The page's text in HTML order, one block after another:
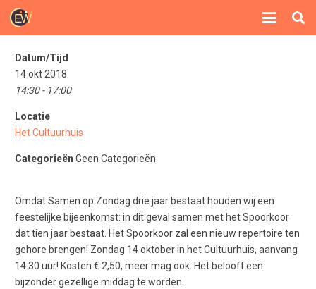
Datum/Tijd
14 okt 2018
14:30 - 17:00
Locatie
Het Cultuurhuis
Categorieën Geen Categorieën
Omdat Samen op Zondag drie jaar bestaat houden wij een
feestelijke bijeenkomst: in dit geval samen met het Spoorkoor
dat tien jaar bestaat. Het Spoorkoor zal een nieuw repertoire ten
gehore brengen! Zondag 14 oktober in het Cultuurhuis, aanvang
14.30 uur! Kosten € 2,50, meer mag ook. Het belooft een
bijzonder gezellige middag te worden.